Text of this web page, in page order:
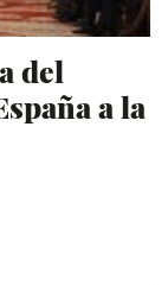
del
a la